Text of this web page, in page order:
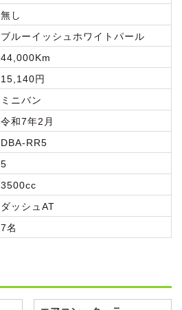
無し
ブルーイッシュホワイトパール
44,000Km
15,140円
ミニバン
令和7年2月
DBA-RR5
5
3500cc
ダッシュAT
7名